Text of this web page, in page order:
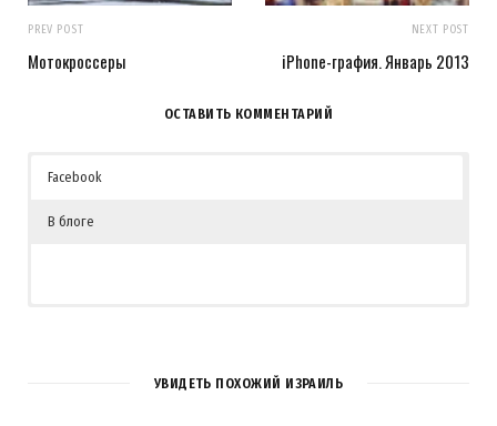
PREV POST
Мотокроссеры
NEXT POST
iPhone-графия. Январь 2013
ОСТАВИТЬ КОММЕНТАРИЙ
Facebook
В блоге
УВИДЕТЬ ПОХОЖИЙ ИЗРАИЛЬ